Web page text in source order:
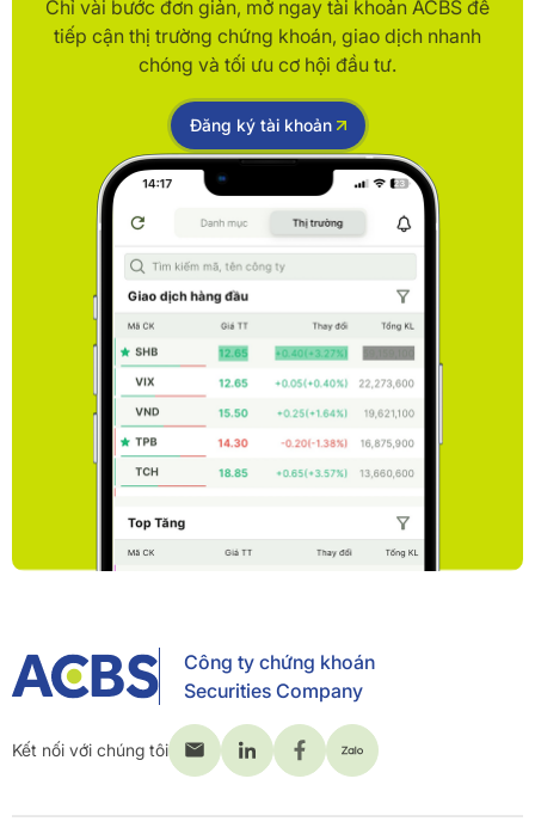
Chỉ vài bước đơn giản, mở ngay tài khoản ACBS để
tiếp cận thị trường chứng khoán, giao dịch nhanh
chóng và tối ưu cơ hội đầu tư.
Đăng ký tài khoản
Công ty chứng khoán
Securities Company
Kết nối với chúng tôi